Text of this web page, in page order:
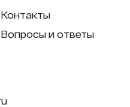
Контакты
Вопросы и ответы